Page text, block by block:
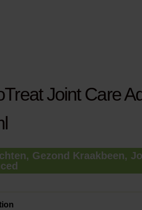
Joint Care
Gezond Kraakbeen,